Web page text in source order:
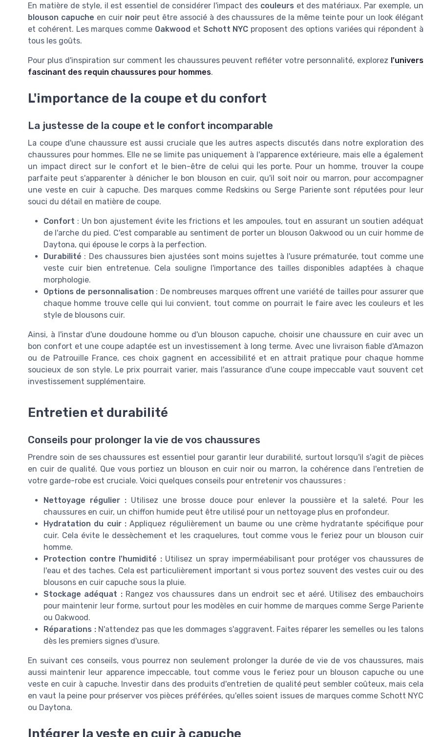
En matière de style, il est essentiel de considérer l'impact des couleurs et des matériaux. Par exemple, un
blouson capuche en cuir noirpeut être associé à des chaussures de la même teinte pour un look élégant
et cohérent. Les marques comme Oakwood et Schott NYC proposent des options variées qui répondent à
tous les goûts.
Pour plus d'inspiration sur comment les chaussures peuvent refléter votre personnalité, explorez l'univers
fascinant des requin chaussures pour hommes.
L'importance de la coupe et du confort
La justesse de la coupe et le confort incomparable
La coupe d'une chaussure est aussi cruciale que les autres aspects discutés dans notre exploration des
chaussures pour hommes. Elle ne se limite pas uniquement à l'apparence extérieure, mais elle a également
un impact direct sur le confort et le bien-être de celui qui les porte. Pour un homme, trouver la coupe
parfaite peut s'apparenter à dénicher le bon blouson en cuir, qu'il soit noir ou marron, pour accompagner
une veste en cuir à capuche. Des marques comme Redskins ou Serge Pariente sont réputées pour leur
souci du détail en matière de coupe.
Confort : Un bon ajustement évite les frictions et les ampoules, tout en assurant un soutien adéquat
de l'arche du pied. C'est comparable au sentiment de porter un blouson Oakwood ou un cuir homme de
Daytona, qui épouse le corps à la perfection.
Durabilité : Des chaussures bien ajustées sont moins sujettes à l'usure prématurée, tout comme une
veste cuir bien entretenue. Cela souligne l'importance des tailles disponibles adaptées à chaque
morphologie.
Options de personnalisation : De nombreuses marques offrent une variété de tailles pour assurer que
chaque homme trouve celle qui lui convient, tout comme on pourrait le faire avec les couleurs et les
style de blousons cuir.
Ainsi, à l'instar d'une doudoune homme ou d'un blouson capuche, choisir une chaussure en cuir avec un
bon confort et une coupe adaptée est un investissement à long terme. Avec une livraison fiable d'Amazon
ou de Patrouille France, ces choix gagnent en accessibilité et en attrait pratique pour chaque homme
soucieux de son style. Le prix pourrait varier, mais l'assurance d'une coupe impeccable vaut souvent cet
investissement supplémentaire.
Entretien et durabilité
Conseils pour prolonger la vie de vos chaussures
Prendre soin de ses chaussures est essentiel pour garantir leur durabilité, surtout lorsqu'il s'agit de pièces
en cuir de qualité. Que vous portiez un blouson en cuir noir ou marron, la cohérence dans l'entretien de
votre garde-robe est cruciale. Voici quelques conseils pour entretenir vos chaussures :
Nettoyage régulier : Utilisez une brosse douce pour enlever la poussière et la saleté. Pour les
chaussures en cuir, un chiffon humide peut être utilisé pour un nettoyage plus en profondeur.
Hydratation du cuir :Appliquez régulièrement un baume ou une crème hydratante spécifique pour
cuir. Cela évite le dessèchement et les craquelures, tout comme vous le feriez pour un blouson cuir
homme.
Protection contre l'humidité :Utilisez un spray imperméabilisant pour protéger vos chaussures de
l'eau et des taches. Cela est particulièrement important si vous portez souvent des vestes cuir ou des
blousons en cuir capuche sous la pluie.
Stockage adéquat :Rangez vos chaussures dans un endroit sec et aéré. Utilisez des embauchoirs
pour maintenir leur forme, surtout pour les modèles en cuir homme de marques comme Serge Pariente
ou Oakwood.
Réparations :N'attendez pas que les dommages s'aggravent. Faites réparer les semelles ou les talons
dès les premiers signes d'usure.
En suivant ces conseils, vous pourrez non seulement prolonger la durée de vie de vos chaussures, mais
aussi maintenir leur apparence impeccable, tout comme vous le feriez pour un blouson capuche ou une
veste en cuir à capuche. Investir dans des produits d'entretien de qualité peut sembler coûteux, mais cela
en vaut la peine pour préserver vos pièces préférées, qu'elles soient issues de marques comme Schott NYC
ou Daytona.
Intégrer la veste en cuir à capuche